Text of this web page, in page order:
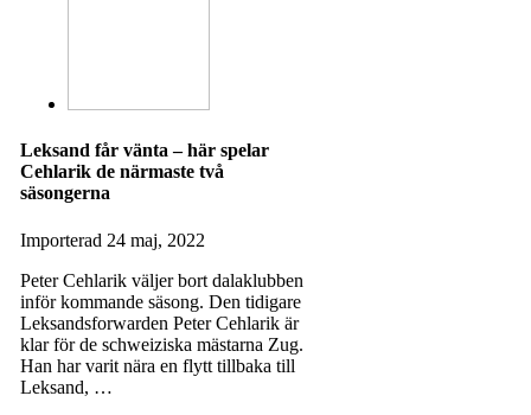
Leksand får vänta – här spelar
Cehlarik de närmaste två
säsongerna
Importerad 24 maj, 2022
Peter Cehlarik väljer bort dalaklubben
inför kommande säsong. Den tidigare
Leksandsforwarden Peter Cehlarik är
klar för de schweiziska mästarna Zug.
Han har varit nära en flytt tillbaka till
Leksand, …